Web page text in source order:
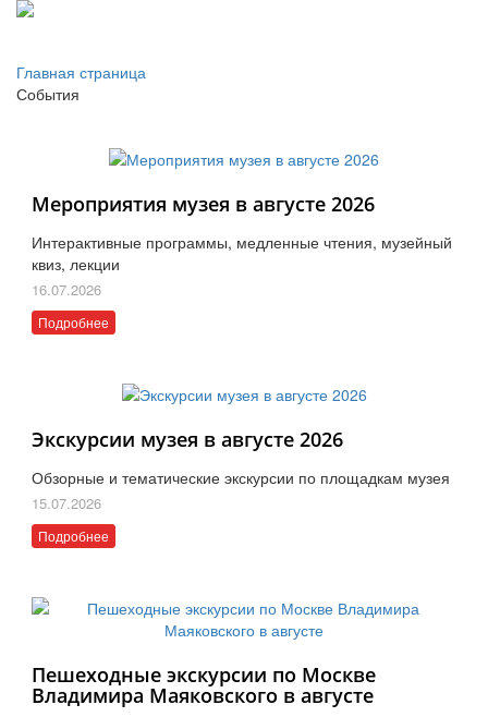
Главная страница
События
Мероприятия музея в августе 2026
Интерактивные программы, медленные чтения, музейный
квиз, лекции
16.07.2026
Подробнее
Экскурсии музея в августе 2026
Обзорные и тематические экскурсии по площадкам музея
15.07.2026
Подробнее
Пешеходные экскурсии по Москве
Владимира Маяковского в августе